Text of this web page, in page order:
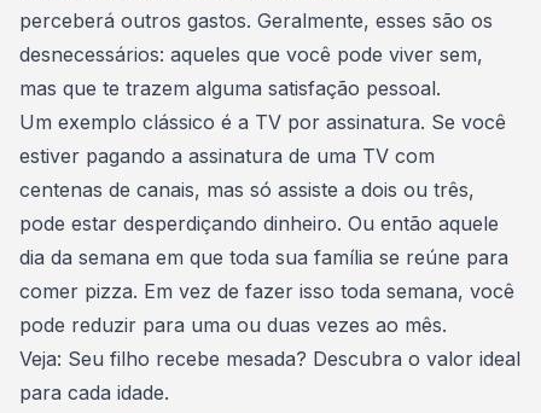
perceberá outros gastos. Geralmente, esses são os
desnecessários: aqueles que você pode viver sem,
mas que te trazem alguma satisfação pessoal.
Um exemplo clássico é a TV por assinatura. Se você
estiver pagando a assinatura de uma TV com
centenas de canais, mas só assiste a dois ou três,
pode estar desperdiçando dinheiro. Ou então aquele
dia da semana em que toda sua família se reúne para
comer pizza. Em vez de fazer isso toda semana, você
pode reduzir para uma ou duas vezes ao mês.
Veja: Seu filho recebe mesada? Descubra o valor ideal
para cada idade.